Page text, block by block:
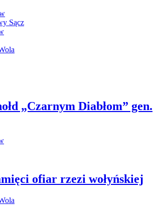
Sącz
„Czarnym Diabłom” gen.
ofiar rzezi wołyńskiej